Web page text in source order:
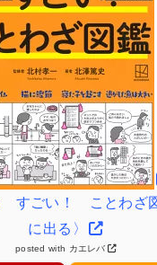
すごい！ ことわざ
に出る〉
posted with カエレバ